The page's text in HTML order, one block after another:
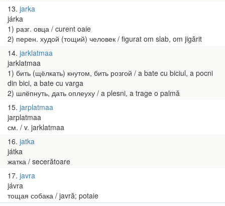
13 jarka
járka
1) разг. овца / curent oaie
2) перен. худой (тощий) человек / figurat om slab, om jigărit
14 jarklatmaa
jarklatmaa
1) бить (щёлкать) кнутом, бить розгой / a bate cu biciul, a pocni
din bici, a bate cu varga
2) шлёпнуть, дать оплеуху / a plesni, a trage o palmă
15 jarplatmaa
jarplatmaa
см. / v. jarklatmaa
16 jatka
játka
жатка / secerătoare
17 javra
jávra
тощая собака / javră; potaie